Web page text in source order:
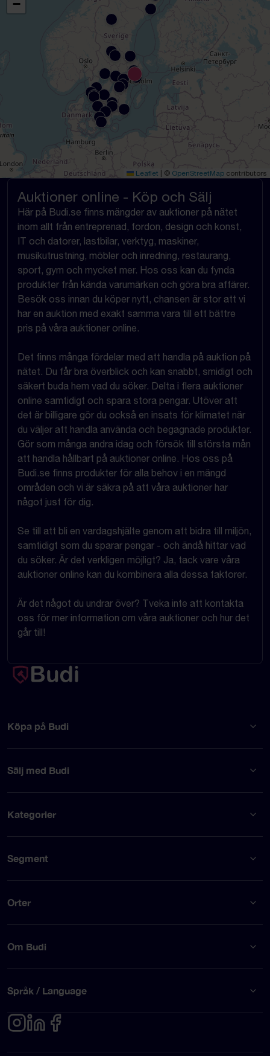
−
Leaflet © OpenStreetMap contributors
Auktioner online - Köp och Sälj
Här på Budi.se finns mängder av auktioner på nätet
inom allt från entreprenad, fordon, design och konst,
IT och datorer, lastbilar, verktyg, maskiner,
musikutrustning, möbler och inredning, restaurang,
sport, gym och mycket mer. Hos oss kan du fynda
produkter från kända varumärken och göra bra affärer.
Besök oss innan du köper nytt, chansen är stor att vi
har en auktion med exakt samma vara till ett bättre
pris på våra auktioner online.
Det finns många fördelar med att handla på auktion på
nätet. Du får bra överblick och kan snabbt, smidigt och
säkert buda hem vad du söker. Delta i flera auktioner
online samtidigt och spara stora pengar. Utöver att
det är billigare gör du också en insats för klimatet när
du väljer att handla använda och begagnade produkter.
Gör som många andra idag och försök till största mån
att handla hållbart på auktioner online. Hos oss på
Budi.se finns produkter för alla behov i en mängd
områden och vi är säkra på att våra auktioner har
något just för dig.
Se till att bli en vardagshjälte genom att bidra till miljön,
samtidigt som du sparar pengar - och ändå hittar vad
du söker. Är det verkligen möjligt? Ja, tack vare våra
auktioner online kan du kombinera alla dessa faktorer.
Är det något du undrar över? Tveka inte att kontakta
oss för mer information om våra auktioner och hur det
går till!
Köpa på Budi
Sälj med Budi
Kategorier
Segment
Orter
Om Budi
Språk / Language